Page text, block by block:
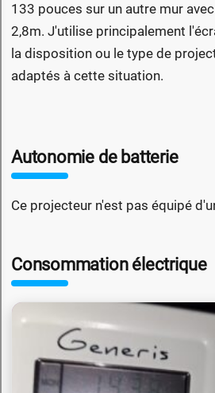
133 pouces sur un autre mur
2,8m. J'utilise principalement
la disposition ou le type de
adaptés à cette situation.
Autonomie de batterie
Ce projecteur n'est pas équipé
Consommation électrique